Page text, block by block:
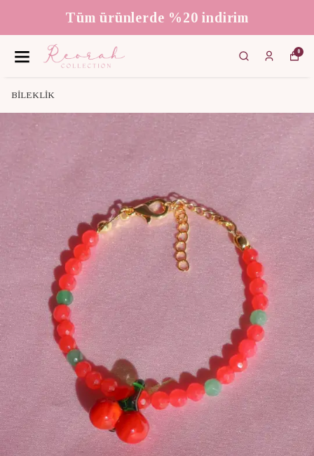
Tüm ürünlerde %20 indirim
0
BİLEKLİK